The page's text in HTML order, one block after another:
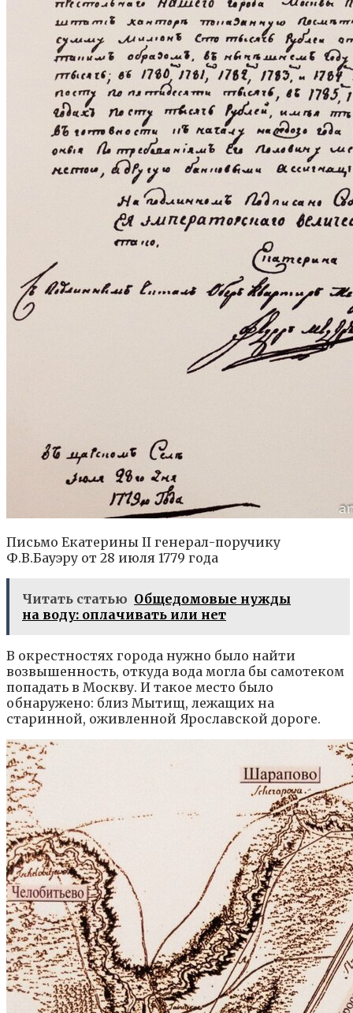
Письмо Екатерины II генерал-поручику
Ф.В.Бауэру от 28 июля 1779 года
Читать статью Общедомовые нужды
на воду: оплачивать или нет
В окрестностях города нужно было найти
возвышенность, откуда вода могла бы самотеком
попадать в Москву. И такое место было
обнаружено: близ Мытищ, лежащих на
старинной, оживленной Ярославской дороге.